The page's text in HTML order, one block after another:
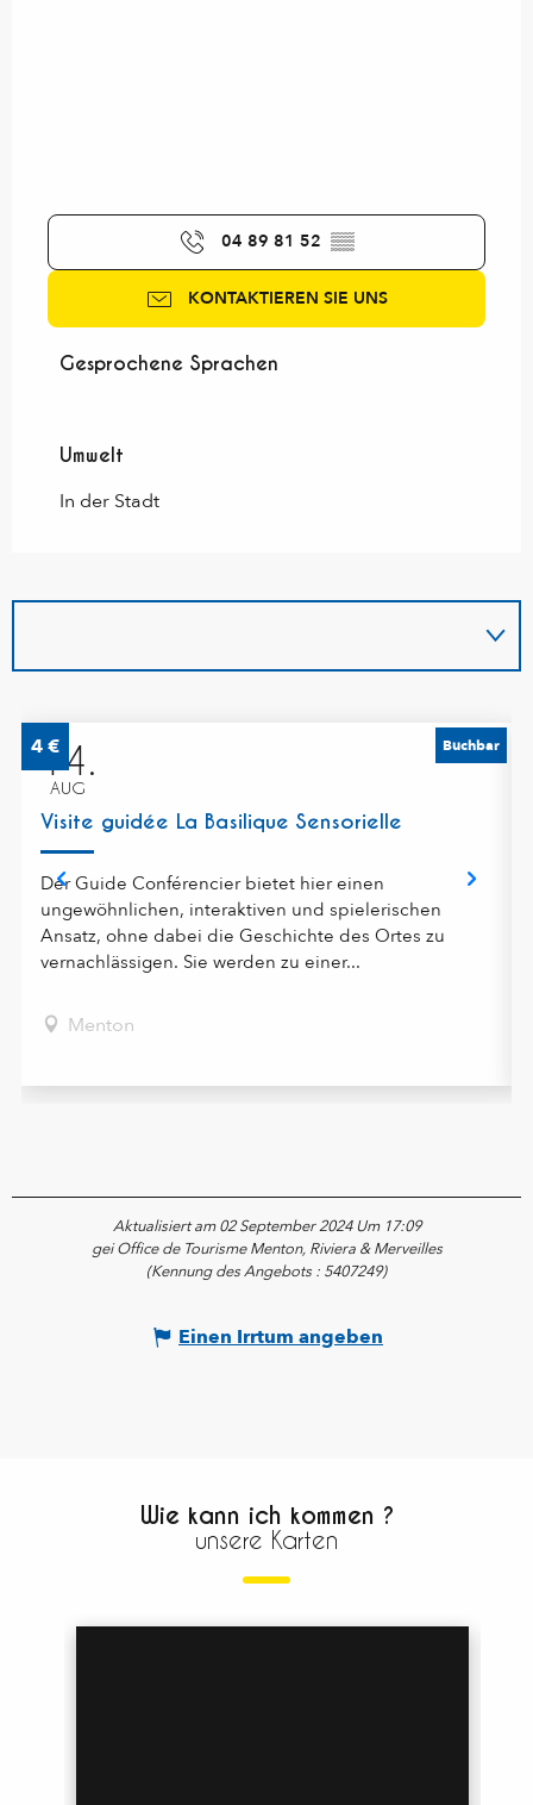
04 89 81 52 ▒▒
KONTAKTIEREN SIE UNS
Gesprochene Sprachen
Gesprochene Sprachen
Umwelt
Umwelt
In der Stadt
4€
14.
AUG
Visite guidée La Basilique Sensorielle
Der Guide Conférencier bietet hier einen
ungewöhnlichen, interaktiven und spielerischen
Ansatz, ohne dabei die Geschichte des Ortes zu
vernachlässigen. Sie werden zu einer...
Menton
Buchbar
Aktualisiert am 02 September 2024 Um 17:09
gei Office de Tourisme Menton, Riviera & Merveilles
(Kennung des Angebots : 5407249)
Einen Irrtum angeben
Wie kann ich kommen ?
unsere Karten